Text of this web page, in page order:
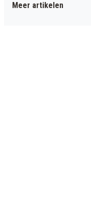
Meer artikelen